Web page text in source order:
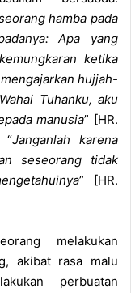
hamba pada
Apa yang
ketika
hujjah-
Tuhanku, aku
manusia” [HR.
“Janganlah karena
seseorang tidak
” [HR.
melakukan
akibat rasa malu
perbuatan